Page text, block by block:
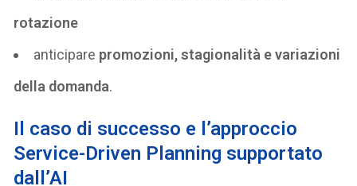
rotazione
anticipare promozioni, stagionalità e variazioni
della domanda.
Il caso di successo e l’approccio
Service-Driven Planning supportato
dall’AI